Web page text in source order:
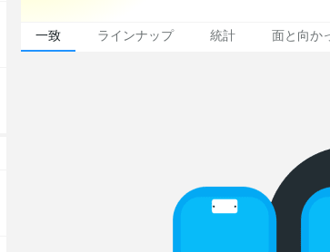
一致 ラインナップ 統計 面と向か